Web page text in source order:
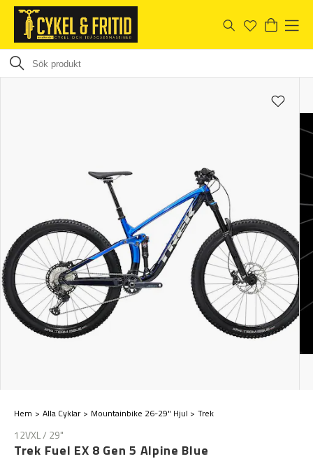
Hem Alla Cyklar Mountainbike 26-29" Hjul Trek
12VXL / 29"
Trek Fuel EX 8 Gen 5 Alpine Blue